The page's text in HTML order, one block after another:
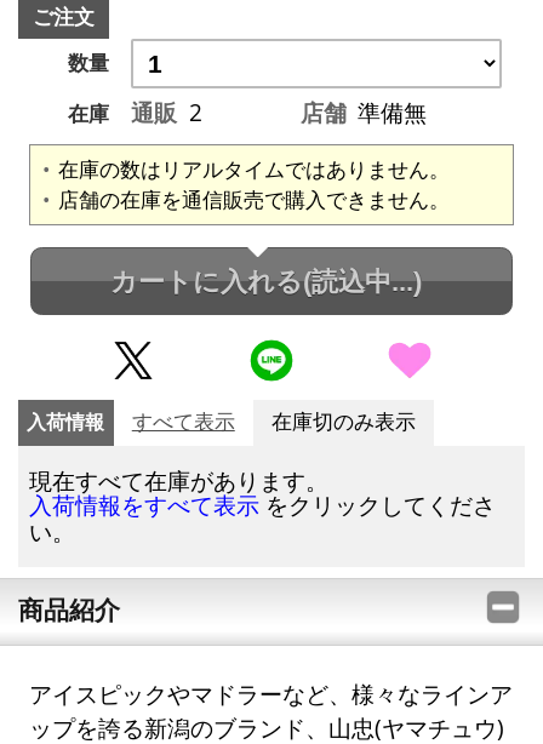
ご注文
数量
在庫
通販 2 店舗 準備無
在庫の数はリアルタイムではありません。
店舗の在庫を通信販売で購入できません。
カートに入れる(読込中...)
入荷情報 すべて表示 在庫切のみ表示
現在すべて在庫があります。
入荷情報をすべて表示 をクリックしてくださ
い。
商品紹介
アイスピックやマドラーなど、様々なラインア
ップを誇る新潟のブランド、山忠(ヤマチュウ)